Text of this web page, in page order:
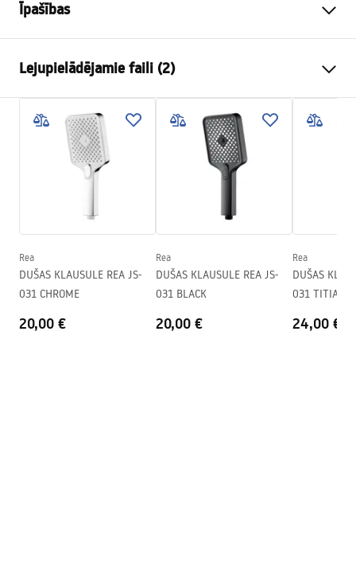
Īpašības
Materiāls
Uzstādīšanas veids
Pieskrūvējams
Platums
125mm
Augstums
mm
24 mēneši
Lejupielādējamie faili (2)
Pielęgnacja
Pielęgnacja.pdf
Warranty_Terms_and_Conditions_Accessories_-_24.pdf
Rea
DUŠAS KLAUSULE REA JS-
031 CHROME
20,00 €
Rea
DUŠAS KLAUSULE REA JS-
031 BLACK
20,00 €
Rea
DUŠAS
031 TITIAN
24,00 €